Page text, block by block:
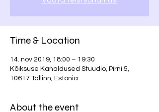
Time & Location
14. nov 2019, 18:00 – 19:30
Kõiksuse Kanaldused Stuudio, Pirni 5,
10617 Tallinn, Estonia
About the event